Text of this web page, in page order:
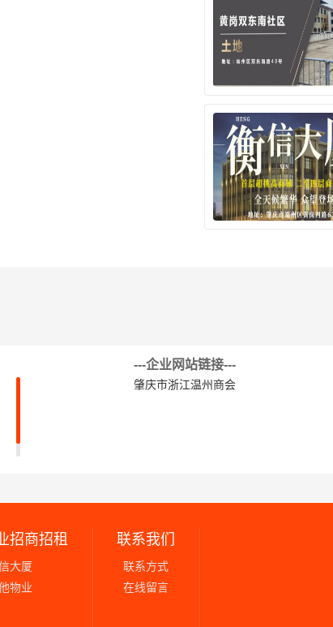
---企业网站链接---
肇庆市浙江温州商会
招商招租
大厦
物业
联系我们
联系方式
在线留言